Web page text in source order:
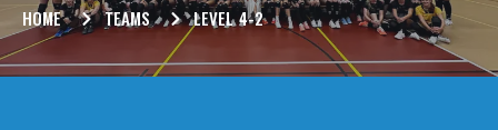
HOME TEAMS LEVEL 4-2